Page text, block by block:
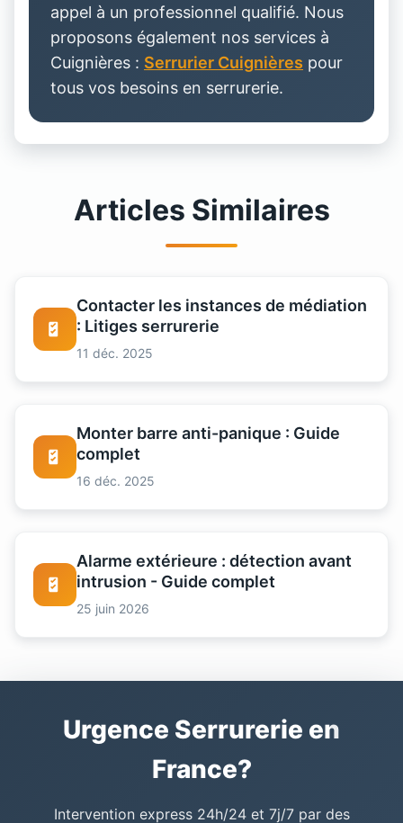
appel à un professionnel qualifié. Nous
proposons également nos services à
Cuignières : Serrurier Cuignières pour
tous vos besoins en serrurerie.
Articles Similaires
Contacter les instances de médiation
: Litiges serrurerie
11 déc. 2025
Monter barre anti-panique : Guide
complet
16 déc. 2025
Alarme extérieure : détection avant
intrusion - Guide complet
25 juin 2026
Urgence Serrurerie en
France?
Intervention express 24h/24 et 7j/7 par des